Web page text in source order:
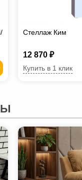
Стеллаж Ким
12 870 ₽
Купить в 1 клик